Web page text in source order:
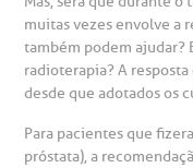
Fale Conosco
Rua Maestro Cardim,
CEP: 01323-001 | Bela
São Paulo - SP
social da BP
social
socorro
de cópia
de
especialidades
muitas vezes envolve a
também podem ajudar?
radioterapia? A
desde que adotados os
Para pacientes que
próstata), a